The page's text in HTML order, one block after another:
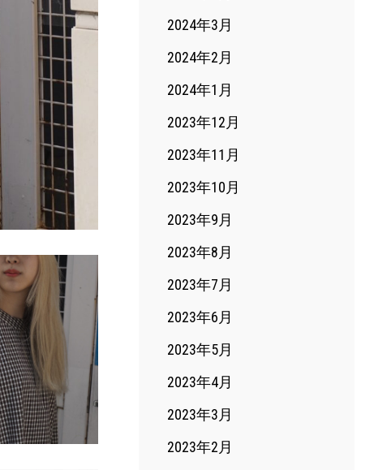
2024年3月
2024年2月
2024年1月
2023年12月
2023年11月
2023年10月
2023年9月
2023年8月
2023年7月
2023年6月
2023年5月
2023年4月
2023年3月
2023年2月